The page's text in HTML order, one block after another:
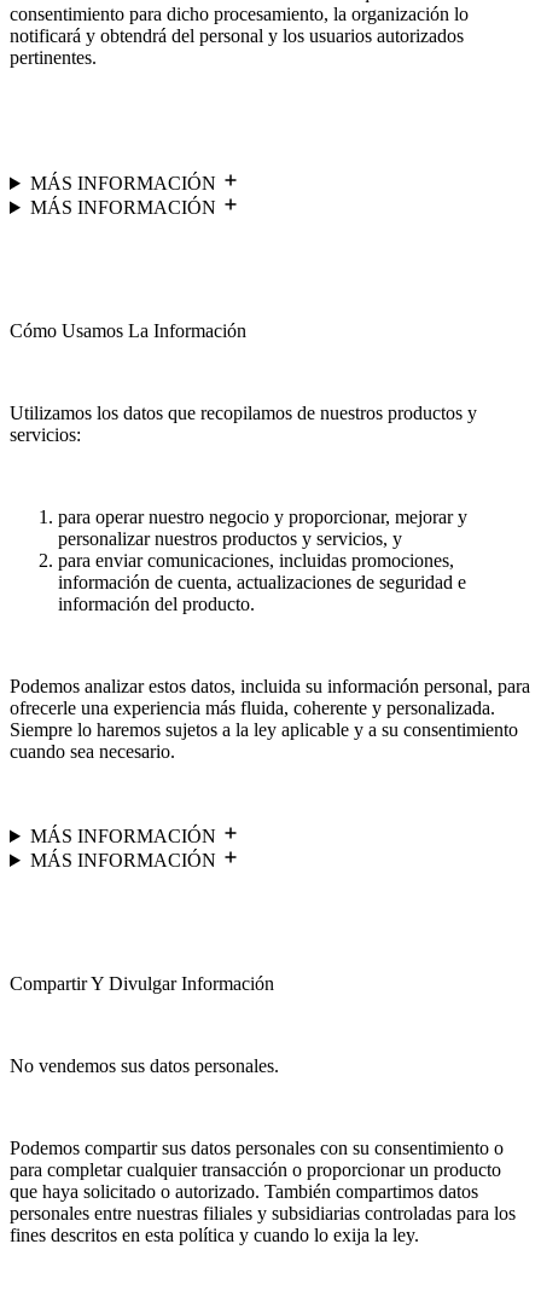
consentimiento para dicho procesamiento, la organización lo
notificará y obtendrá del personal y los usuarios autorizados
pertinentes.
MÁS INFORMACIÓN
MÁS INFORMACIÓN
Cómo Usamos La Información
Utilizamos los datos que recopilamos de nuestros productos y
servicios:
para operar nuestro negocio y proporcionar, mejorar y
personalizar nuestros productos y servicios, y
para enviar comunicaciones, incluidas promociones,
información de cuenta, actualizaciones de seguridad e
información del producto.
Podemos analizar estos datos, incluida su información personal, para
ofrecerle una experiencia más fluida, coherente y personalizada.
Siempre lo haremos sujetos a la ley aplicable y a su consentimiento
cuando sea necesario.
MÁS INFORMACIÓN
MÁS INFORMACIÓN
Compartir Y Divulgar Información
No vendemos sus datos personales.
Podemos compartir sus datos personales con su consentimiento o
para completar cualquier transacción o proporcionar un producto
que haya solicitado o autorizado. También compartimos datos
personales entre nuestras filiales y subsidiarias controladas para los
fines descritos en esta política y cuando lo exija la ley.